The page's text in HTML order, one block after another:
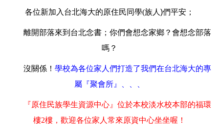
各位新加入台北海大的原住民同學(族人)們平安；
離開部落來到台北念書；你們會想念家鄉？會想念部落
嗎？
沒關係！ 學校為各位家人們打造了我們在台北海大的專
屬『聚會所』、、、
『原住民族學生資源中心』位於本校淡水校本部的福環
樓2樓，歡迎各位家人常來原資中心坐坐喔！